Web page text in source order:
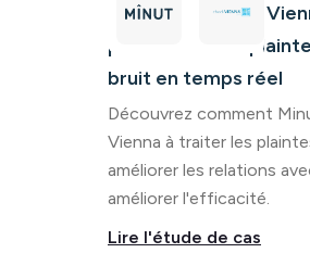
Comment Check
pour traiter les
bruit en temps réel
Découvrez comment
Vienna à traiter les
améliorer les relations
améliorer l'efficacité.
Lire l'étude de cas